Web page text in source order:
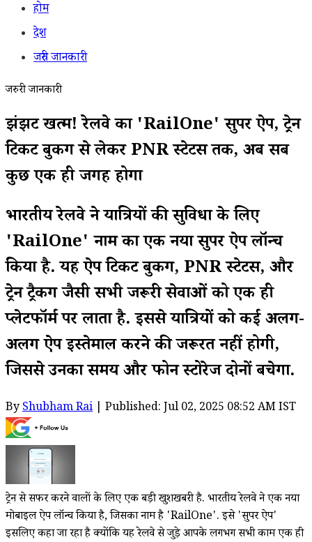
होम
देश
जरुरी जानकारी
जरुरी जानकारी
झंझट खत्म! रेलवे का 'RailOne' सुपर ऐप, ट्रेन
टिकट बुकिंग से लेकर PNR स्टेटस तक, अब सब
कुछ एक ही जगह होगा
भारतीय रेलवे ने यात्रियों की सुविधा के लिए
'RailOne' नाम का एक नया सुपर ऐप लॉन्च
किया है. यह ऐप टिकट बुकिंग, PNR स्टेटस, और
ट्रेन ट्रैकिंग जैसी सभी जरूरी सेवाओं को एक ही
प्लेटफॉर्म पर लाता है. इससे यात्रियों को कई अलग-
अलग ऐप इस्तेमाल करने की जरूरत नहीं होगी,
जिससे उनका समय और फोन स्टोरेज दोनों बचेगा.
ByShubham Rai | Published: Jul 02, 2025 08:52 AM IST
ट्रेन से सफर करने वालों के लिए एक बड़ी खुशखबरी है. भारतीय रेलवे ने एक नया
मोबाइल ऐप लॉन्च किया है, जिसका नाम है 'RailOne'. इसे 'सुपर ऐप'
इसलिए कहा जा रहा है क्योंकि यह रेलवे से जुड़े आपके लगभग सभी काम एक ही